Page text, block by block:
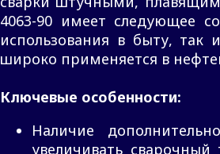
4063-90 имеет следующее
использования в быту, так
широко применяется в
Ключевые особенности:
Наличие
увеличивать